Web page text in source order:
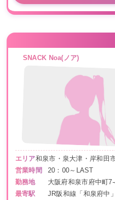
SNACK Noa(ノア)
エリア和泉市・泉大津・岸和田
営業時間
20：00～LAST
勤務地
大阪府和泉市府中町
最寄駅
JR阪和線「和泉府中